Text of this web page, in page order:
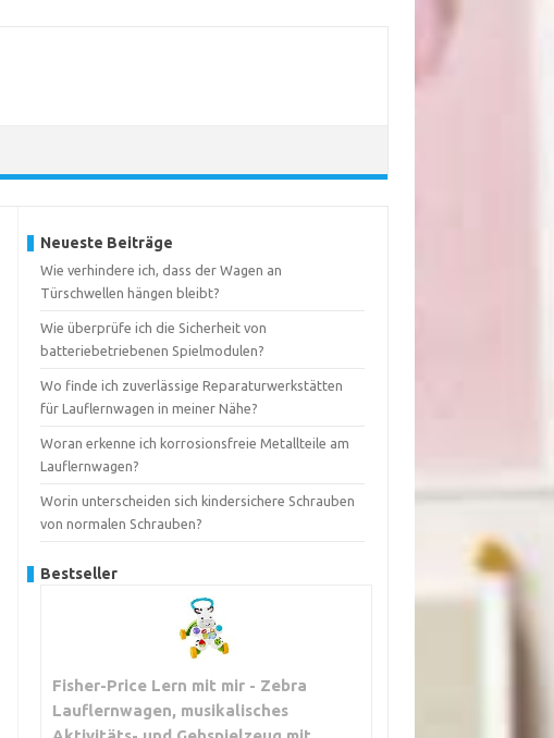
Neueste Beiträge
Wie verhindere ich, dass der Wagen an
Türschwellen hängen bleibt?
Wie überprüfe ich die Sicherheit von
batteriebetriebenen Spielmodulen?
Wo finde ich zuverlässige Reparaturwerkstätten
für Lauflernwagen in meiner Nähe?
Woran erkenne ich korrosionsfreie Metallteile am
Lauflernwagen?
Worin unterscheiden sich kindersichere Schrauben
von normalen Schrauben?
Bestseller
Fisher-Price Lern mit mir - Zebra
Lauflernwagen, musikalisches